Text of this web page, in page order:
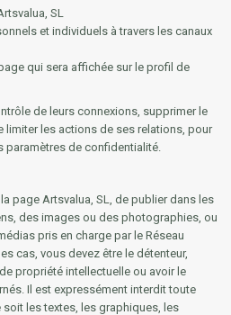
SL
et individuels à travers les canaux
qui sera affichée sur le profil de
de leurs connexions, supprimer le
limiter les actions de ses relations, pour
paramètres de confidentialité.
page Artsvalua, SL, de publier dans les
des images ou des photographies, ou
pris en charge par le Réseau
cas, vous devez être le détenteur,
propriété intellectuelle ou avoir le
Il est expressément interdit toute
les textes, les graphiques, les